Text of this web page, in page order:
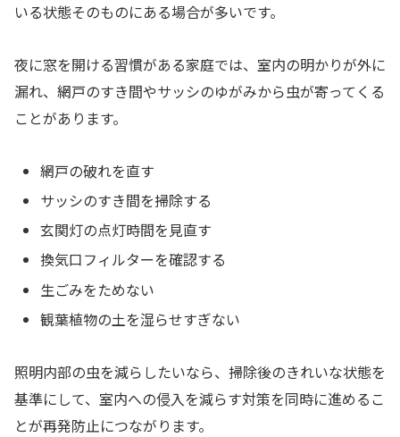
いる状態そのものにある場合が多いです。
夜に窓を開ける習慣がある家庭では、室内の明かりが外に
漏れ、網戸のすき間やサッシのゆがみから虫が寄ってくる
ことがあります。
網戸の破れを直す
サッシのすき間を掃除する
玄関灯の点灯時間を見直す
換気口フィルターを確認する
生ごみをためない
観葉植物の土を湿らせすぎない
照明内部の虫を減らしたいなら、掃除後のきれいな状態を
基準にして、室内への侵入を減らす対策を同時に進めるこ
とが再発防止につながります。